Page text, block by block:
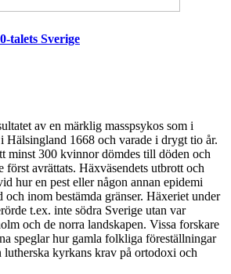
talets Sverige
av en märklig masspsykos som i
Hälsingland 1668 och varade i drygt tio år.
minst 300 kvinnor dömdes till döden och
först avrättats. Häxväsendets utbrott och
hur en pest eller någon annan epidemi
och inom bestämda gränser. Häxeriet under
t.ex. inte södra Sverige utan var
och de norra landskapen. Vissa forskare
speglar hur gamla folkliga föreställningar
kyrkans krav på ortodoxi och